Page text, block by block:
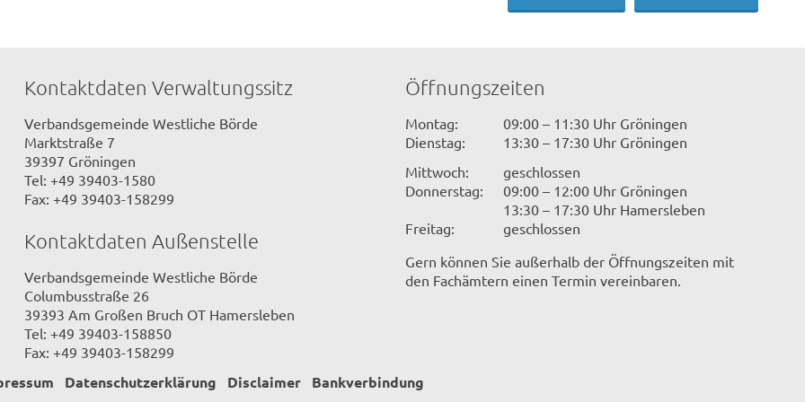
Kontaktdaten Verwaltungssitz
Verbandsgemeinde Westliche Börde
Marktstraße 7
39397 Gröningen
Tel: +49 39403-1580
Fax: +49 39403-158299
Kontaktdaten Außenstelle
Verbandsgemeinde Westliche Börde
Columbusstraße 26
39393 Am Großen Bruch OT Hamersleben
Tel: +49 39403-158850
Fax: +49 39403-158299
Öffnungszeiten
Montag:
09:00 – 11:30 Uhr Gröningen
Dienstag:
13:30 – 17:30 Uhr Gröningen
Mittwoch:
geschlossen
Donnerstag:
09:00 – 12:00 Uhr Gröningen
13:30 – 17:30 Uhr Hamersleben
Freitag:
geschlossen
Gern können Sie außerhalb der Öffnungszeiten mit
den Fachämtern einen Termin vereinbaren.
Datenschutzerklärung Disclaimer Bankverbindung